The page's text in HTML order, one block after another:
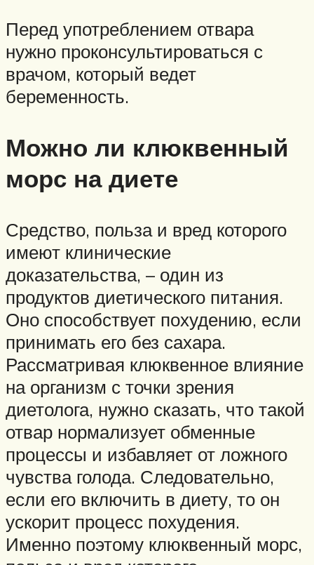
Перед употреблением отвара
нужно проконсультироваться с
врачом, который ведет
беременность.
Можно ли клюквенный
морс на диете
Средство, польза и вред которого
имеют клинические
доказательства, – один из
продуктов диетического питания.
Оно способствует похудению, если
принимать его без сахара.
Рассматривая клюквенное влияние
на организм с точки зрения
диетолога, нужно сказать, что такой
отвар нормализует обменные
процессы и избавляет от ложного
чувства голода. Следовательно,
если его включить в диету, то он
ускорит процесс похудения.
Именно поэтому клюквенный морс,